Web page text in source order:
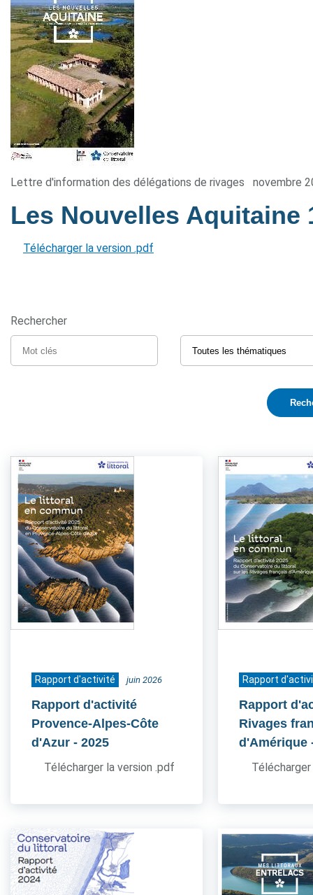
Lettre d'information des délégations de rivages novembre
Les Nouvelles Aquitaine
Télécharger la version .pdf
Rechercher
Rapport d'activité juin 2026
Rapport d'activité
Provence-Alpes-Côte
d'Azur - 2025
Télécharger la version .pdf
Rapport
Rapport
Rivages
d'Amérique